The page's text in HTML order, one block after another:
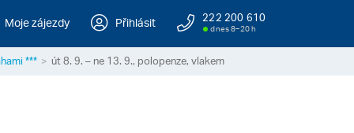
Moje zájezdy Přihlásit 222 200 610
dnes 8–20 h
*** út 8. 9. – ne 13. 9., polopenze, vlakem